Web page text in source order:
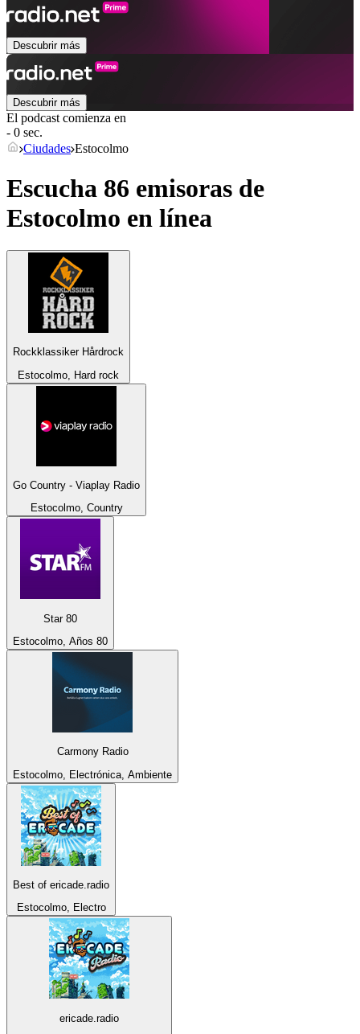
Descubrir más
Descubrir más
El podcast comienza en
- 0 sec.
Ciudades Estocolmo
Escucha 86 emisoras de
Estocolmo en línea
Rockklassiker Hårdrock
Estocolmo, Hard rock
Go Country - Viaplay Radio
Estocolmo, Country
Star 80
Estocolmo, Años 80
Carmony Radio
Estocolmo, Electrónica, Ambiente
Best of ericade.radio
Estocolmo, Electro
ericade.radio